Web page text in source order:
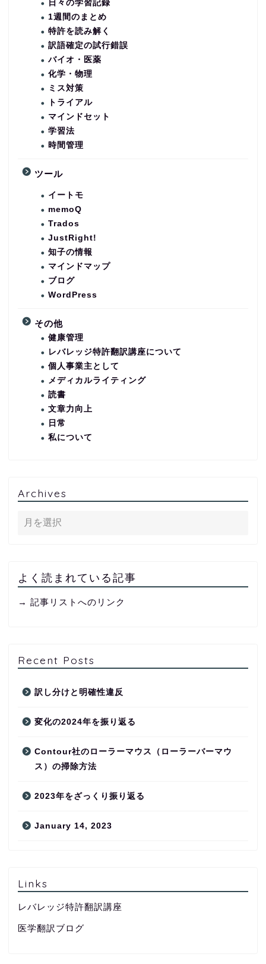
日々の学習記録
1週間のまとめ
特許を読み解く
訳語確定の試行錯誤
バイオ・医薬
化学・物理
ミス対策
トライアル
マインドセット
学習法
時間管理
ツール
イートモ
memoQ
Trados
JustRight!
知子の情報
マインドマップ
ブログ
WordPress
その他
健康管理
レバレッジ特許翻訳講座について
個人事業主として
メディカルライティング
読書
文章力向上
日常
私について
Archives
よく読まれている記事
→ 記事リストへのリンク
Recent Posts
訳し分けと明確性違反
変化の2024年を振り返る
Contour社のローラーマウス（ローラーバーマウ
ス）の掃除方法
2023年をざっくり振り返る
January 14, 2023
Links
レバレッジ特許翻訳講座
医学翻訳ブログ